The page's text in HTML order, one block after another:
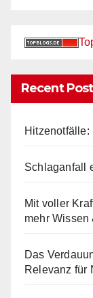
Recent
Hitzenotfälle:
Schlaganfall
Mit voller
mehr Wissen
Das
Relevanz für